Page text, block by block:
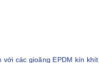
các gioăng EPDM kín